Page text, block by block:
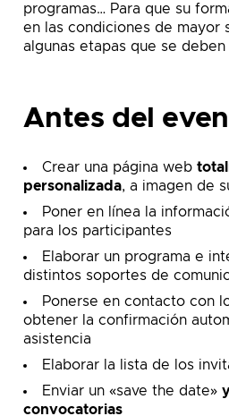
programas… Para que su
en las condiciones de mayor
algunas etapas que se deben
Antes del
Crear una página web
personalizada, a imagen de
Poner en línea la
para los participantes
Elaborar un programa e
distintos soportes de
Ponerse en contacto con
obtener la confirmación
asistencia
Elaborar la lista de los
Enviar un «save the date»
convocatorias